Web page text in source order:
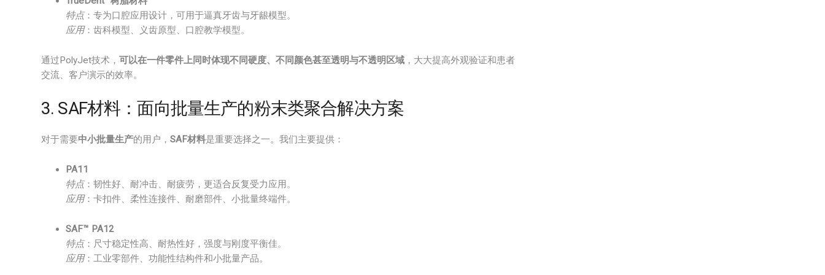
特点：专为口腔应用设计，可用于逼真牙齿与牙龈模型。
应用：齿科模型、义齿原型、口腔教学模型。
通过PolyJet技术， 可以在一件零件上同时体现不同硬度、不同颜色甚至透明与不透明区域 ，大大提高外观验证和患者
交流、客户演示的效率。
3. SAF材料：面向批量生产的粉末类聚合解决方案
对于需要中小批量生产的用户， SAF材料是重要选择之一。我们主要提供：
PA11
特点：韧性好、耐冲击、耐疲劳，更适合反复受力应用。
应用：卡扣件、柔性连接件、耐磨部件、小批量终端件。
SAF™ PA12
特点：尺寸稳定性高、耐热性好，强度与刚度平衡佳。
应用：工业零部件、功能性结构件和小批量产品。